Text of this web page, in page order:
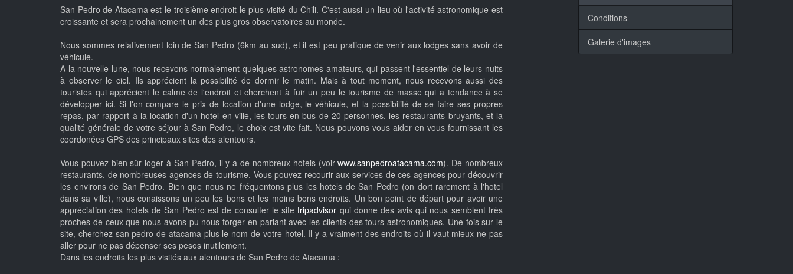
San Pedro de Atacama est le troisième endroit le plus visité du Chili. C'est aussi un lieu où l'activité astronomique est
croissante et sera prochainement un des plus gros observatoires au monde.
Nous sommes relativement loin de San Pedro (6km au sud), et il est peu pratique de venir aux lodges sans avoir de
véhicule.
A la nouvelle lune, nous recevons normalement quelques astronomes amateurs, qui passent l'essentiel de leurs nuits
à observer le ciel. Ils apprécient la possibilité de dormir le matin. Mais à tout moment, nous recevons aussi des
touristes qui apprécient le calme de l'endroit et cherchent à fuir un peu le tourisme de masse qui a tendance à se
développer ici. Si l'on compare le prix de location d'une lodge, le véhicule, et la possibilité de se faire ses propres
repas, par rapport à la location d'un hotel en ville, les tours en bus de 20 personnes, les restaurants bruyants, et la
qualité générale de votre séjour à San Pedro, le choix est vite fait. Nous pouvons vous aider en vous fournissant les
coordonées GPS des principaux sites des alentours.
Vous pouvez bien sûr loger à San Pedro, il y a de nombreux hotels (voirwww.sanpedroatacama.com). De nombreux
restaurants, de nombreuses agences de tourisme. Vous pouvez recourir aux services de ces agences pour découvrir
les environs de San Pedro. Bien que nous ne fréquentons plus les hotels de San Pedro (on dort rarement à l'hotel
dans sa ville), nous conaissons un peu les bons et les moins bons endroits. Un bon point de départ pour avoir une
appréciation des hotels de San Pedro est de consulter le sitetripadvisor qui donne des avis qui nous semblent très
proches de ceux que nous avons pu nous forger en parlant avec les clients des tours astronomiques. Une fois sur le
site, cherchez san pedro de atacama plus le nom de votre hotel. Il y a vraiment des endroits où il vaut mieux ne pas
aller pour ne pas dépenser ses pesos inutilement.
Dans les endroits les plus visités aux alentours de San Pedro de Atacama :
Conditions
Galerie d'images